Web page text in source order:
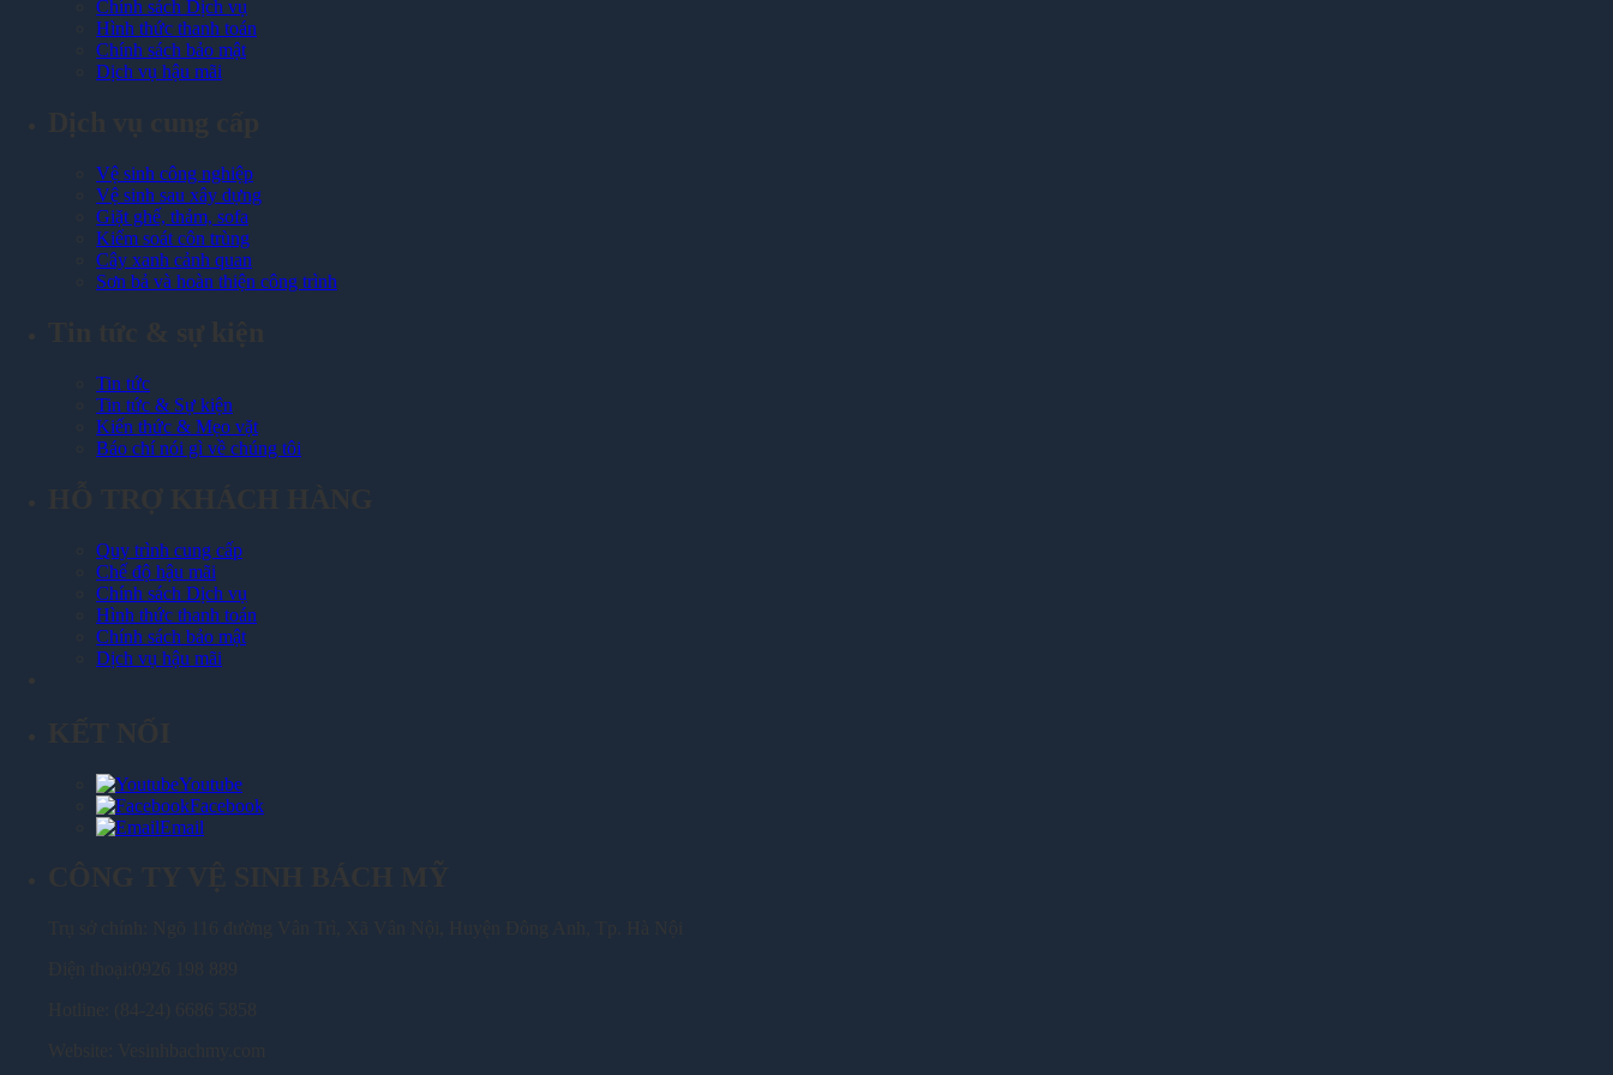
Chính sách Dịch vụ
Hình thức thanh toán
Chính sách bảo mật
Dịch vụ hậu mãi
Vệ sinh công nghiệp
Vệ sinh sau xây dựng
Giặt ghế, thảm, sofa
Kiểm soát côn trùng
Cây xanh cảnh quan
Sơn bả và hoàn thiện công trình
Tin tức
Tin tức & Sự kiện
Kiến thức & Mẹo vặt
Báo chí nói gì về chúng tôi
Quy trình cung cấp
Chế độ hậu mãi
Chính sách Dịch vụ
Hình thức thanh toán
Chính sách bảo mật
Dịch vụ hậu mãi
Youtube
Facebook
Email